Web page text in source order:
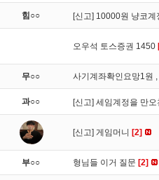
힘○○ [신고] 10000원 냥코계
오우석 토스증권 1450
무○○ 사기계좌확인요망1원
과○○ [신고] 세임계정을 만
[신고] 게임머니 [2]
부○○ 형님들 이거 질문 [2]